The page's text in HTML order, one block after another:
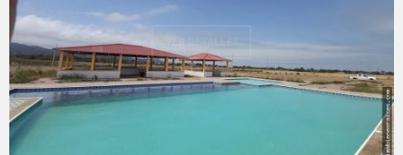
VER DETALLES